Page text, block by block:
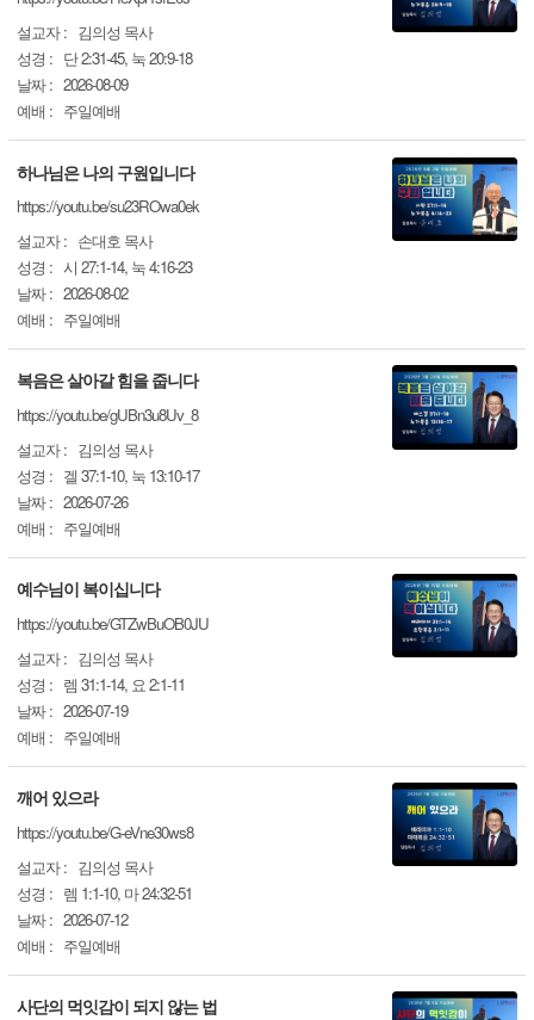
설교자 : 김의성 목사
성경 : 단 2:31-45, 눅 20:9-18
날짜 : 2026-08-09
예배 : 주일예배
하나님은 나의 구원입니다
https://youtu.be/su23ROwa0ek
설교자 : 손대호 목사
성경 : 시 27:1-14, 눅 4:16-23
날짜 : 2026-08-02
예배 : 주일예배
복음은 살아갈 힘을 줍니다
https://youtu.be/gUBn3u8Uv_8
설교자 : 김의성 목사
성경 : 겔 37:1-10, 눅 13:10-17
날짜 : 2026-07-26
예배 : 주일예배
예수님이 복이십니다
https://youtu.be/GTZwBuOB0JU
설교자 : 김의성 목사
성경 : 렘 31:1-14, 요 2:1-11
날짜 : 2026-07-19
예배 : 주일예배
깨어 있으라
https://youtu.be/G-eVne30ws8
설교자 : 김의성 목사
성경 : 렘 1:1-10, 마 24:32-51
날짜 : 2026-07-12
예배 : 주일예배
사단의 먹잇감이 되지 않는 법